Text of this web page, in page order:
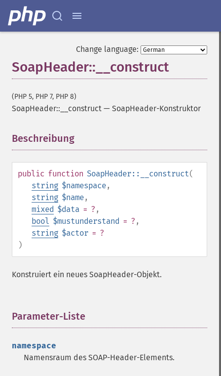
Change language:
SoapHeader::__construct
(PHP 5, PHP 7, PHP 8)
SoapHeader::__construct — SoapHeader-Konstruktor
Beschreibung
public function SoapHeader::__construct(
string $namespace,
string $name,
mixed $data = ? ,
bool $mustunderstand = ? ,
string $actor = ?
)
Konstruiert ein neues SoapHeader-Objekt.
Parameter-Liste
namespace
Namensraum des SOAP-Header-Elements.